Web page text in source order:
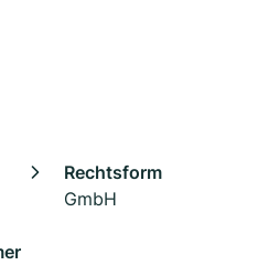
Rechtsform
GmbH